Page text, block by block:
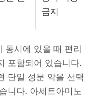
금지
동시에 있을 때 편리
포함되어 있습니다.
단일 성분 약을 선택
니다. 아세트아미노